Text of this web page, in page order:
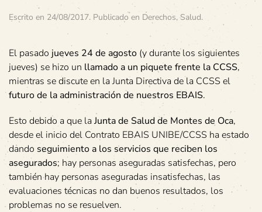
Escrito en 24/08/2017. Publicado en Derechos, Salud.
El pasado jueves 24 de agosto (y durante los siguientes
jueves) se hizo un llamado a un piquete frente la CCSS,
mientras se discute en la Junta Directiva de la CCSS el
futuro de la administración de nuestros EBAIS.
Esto debido a que laJunta de Salud de Montes de Oca,
desde el inicio del Contrato EBAIS UNIBE/CCSS ha estado
dando seguimiento a los servicios que reciben los
asegurados; hay personas aseguradas satisfechas, pero
también hay personas aseguradas insatisfechas, las
evaluaciones técnicas no dan buenos resultados, los
problemas no se resuelven.